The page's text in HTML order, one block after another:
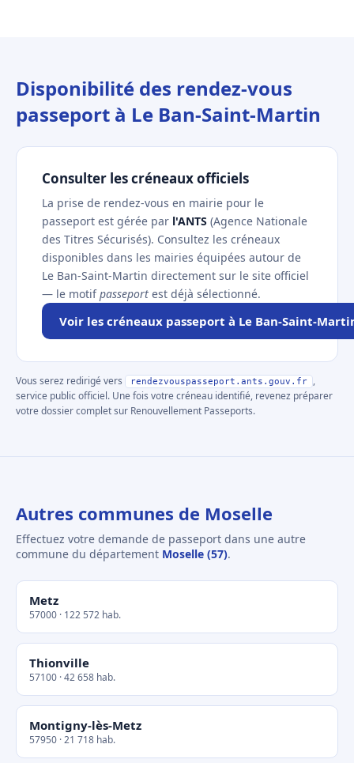
Disponibilité des rendez-vous
passeport à Le Ban-Saint-Martin
Consulter les créneaux officiels
La prise de rendez-vous en mairie pour le
passeport est gérée par l'ANTS (Agence Nationale
des Titres Sécurisés). Consultez les créneaux
disponibles dans les mairies équipées autour de
Le Ban-Saint-Martin directement sur le site officiel
— le motifpasseport est déjà sélectionné.
Voir les créneaux passeport à Le Ban-Saint-
Vous serez redirigé vers rendezvouspasseport.ants.gouv.fr
,
service public officiel. Une fois votre créneau identifié, revenez préparer
votre dossier complet sur Renouvellement Passeports.
Autres communes de Moselle
Effectuez votre demande de passeport dans une autre
commune du département Moselle (57).
Metz
57000 · 122 572 hab.
Thionville
57100 · 42 658 hab.
Montigny-lès-Metz
57950 · 21 718 hab.